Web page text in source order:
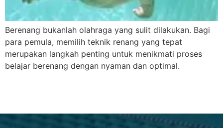
Berenang bukanlah olahraga yang sulit dilakukan. Bagi
para pemula, memilih teknik renang yang tepat
merupakan langkah penting untuk menikmati proses
belajar berenang dengan nyaman dan optimal.